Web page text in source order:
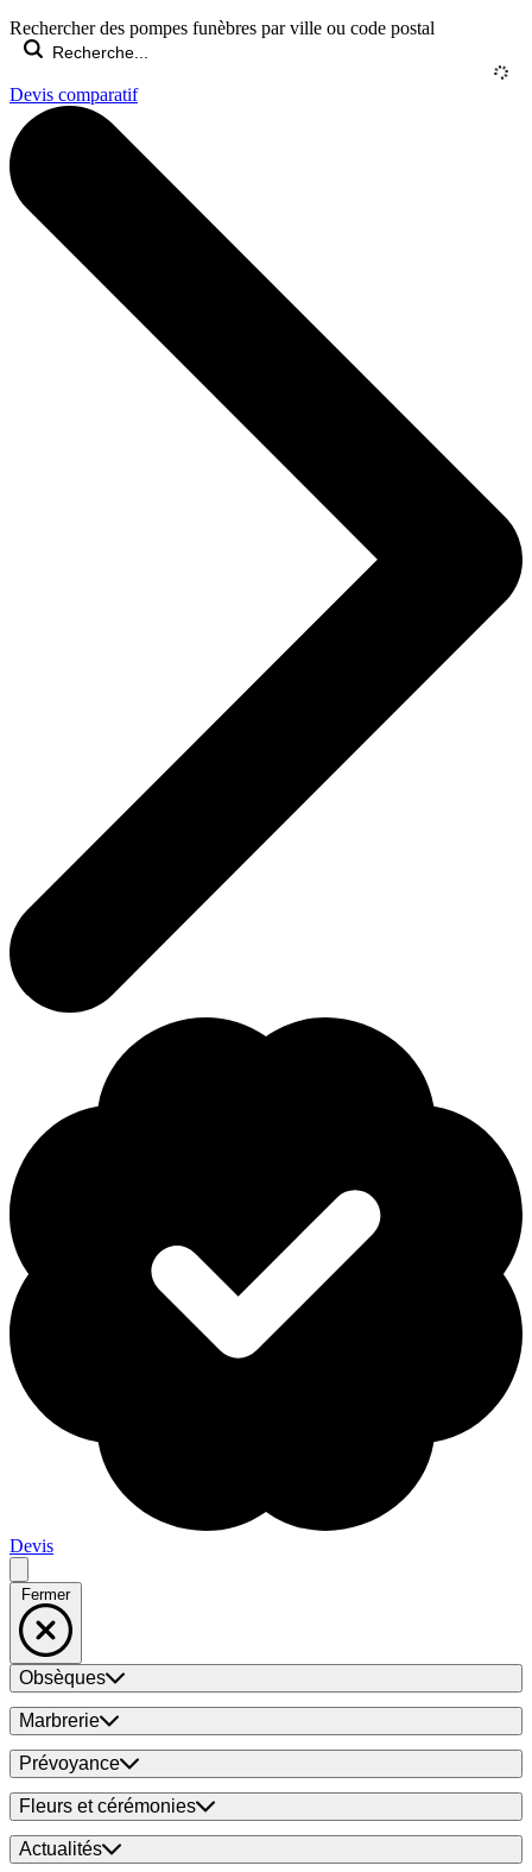
Rechercher des pompes funèbres par ville ou code postal
Devis comparatif
Devis
Fermer
Obsèques
Marbrerie
Prévoyance
Fleurs et cérémonies
Actualités